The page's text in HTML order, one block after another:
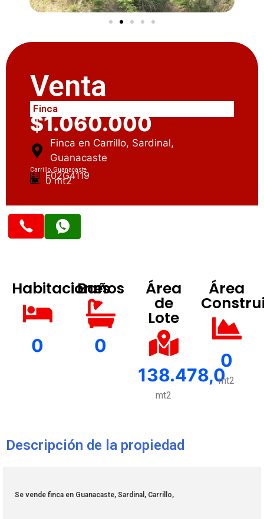
Venta
Finca
$1.060.000
Finca en Carrillo, Sardinal,
Guanacaste
Carrillo, Guanacaste
F02G4119
0 mt2
Habitaciones
0
Baños
0
Área
de
Lote
138.478,0
mt2
Área
0
mt2
Descripción de la propiedad
Se vende finca en Guanacaste, Sardinal, Carrillo,